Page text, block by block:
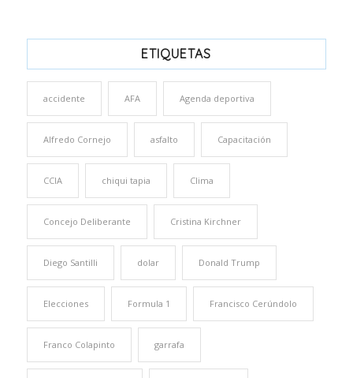
ETIQUETAS
accidente AFA Agenda deportiva
Alfredo Cornejo asfalto Capacitación
CCIA chiqui tapia Clima
Concejo Deliberante Cristina Kirchner
Diego Santilli dolar Donald Trump
Elecciones Formula 1 Francisco Cerúndolo
Franco Colapinto garrafa